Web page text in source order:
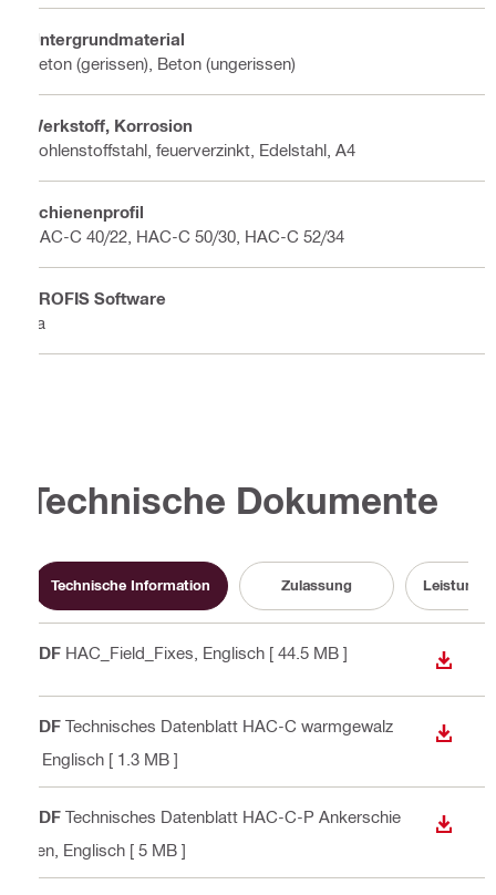
Untergrundmaterial
Beton (gerissen), Beton (ungerissen)
Werkstoff, Korrosion
Kohlenstoffstahl, feuerverzinkt, Edelstahl, A4
Schienenprofil
HAC-C 40/22, HAC-C 50/30, HAC-C 52/34
PROFIS Software
Ja
Technische Dokumente
Technische Information Zulassung
PDF HAC_Field_Fixes , Englisch [ 44.5 MB ]
PDF Technisches Datenblatt HAC-C warmgewalz
, Englisch [ 1.3 MB ]
PDF Technisches Datenblatt HAC-C-P Ankerschie
nen , Englisch [ 5 MB ]